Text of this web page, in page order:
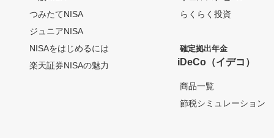
つみたてNISA
ジュニアNISA
NISAをはじめるには
楽天証券NISAの魅力
らくらく投資
確定拠出年金
iDeCo（イデコ）
商品一覧
節税シミュレーション